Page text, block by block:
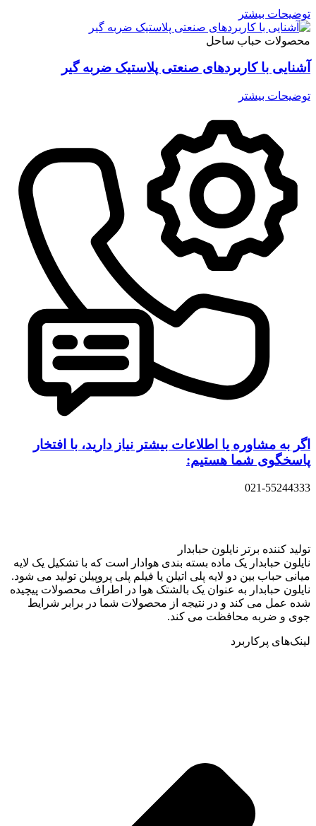
توضیحات بیشتر
محصولات حباب ساحل
آشنایی با کاربردهای صنعتی پلاستیک ضربه گیر
توضیحات بیشتر
اگر به مشاوره یا اطلاعات بیشتر نیاز دارید، با افتخار
پاسخگوی شما هستیم:
021-55244333
تولید کننده برتر نایلون حبابدار
نایلون حبابدار یک ماده بسته بندی هوادار است که با تشکیل یک لایه
میانی حباب بین دو لایه پلی اتیلن یا فیلم پلی پروپیلن تولید می شود.
نایلون حبابدار به عنوان یک بالشتک هوا در اطراف محصولات پیچیده
شده عمل می کند و در نتیجه از محصولات شما در برابر شرایط
جوی و ضربه محافظت می کند.
لینک‌های پرکاربرد